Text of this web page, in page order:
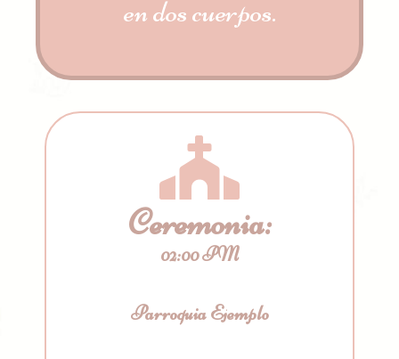
en dos cuerpos.
Ceremonia:
02:00 PM
Parroquia Ejemplo